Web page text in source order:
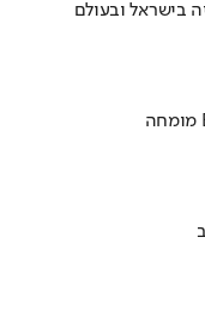
בישראל ובעולם